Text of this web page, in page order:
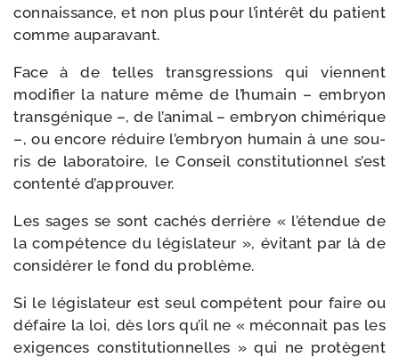
connais­sance, et non plus pour l’intérêt du patient
comme auparavant.
Face à de telles trans­gres­sions qui viennent
modi­fier la nature même de l’humain – embryon
trans­gé­nique –, de l’animal – embryon chi­mé­rique
–, ou encore réduire l’embryon humain à une sou­
ris de labo­ra­toire, le Conseil consti­tu­tion­nel s’est
conten­té d’approuver.
Les sages se sont cachés der­rière « l’étendue de
la com­pé­tence du légis­la­teur », évi­tant par là de
consi­dé­rer le fond du problème.
Si le légis­la­teur est seul com­pé­tent pour faire ou
défaire la loi, dès lors qu’il ne « mécon­nait pas les
exi­gences consti­tu­tion­nelles » qui ne pro­tègent